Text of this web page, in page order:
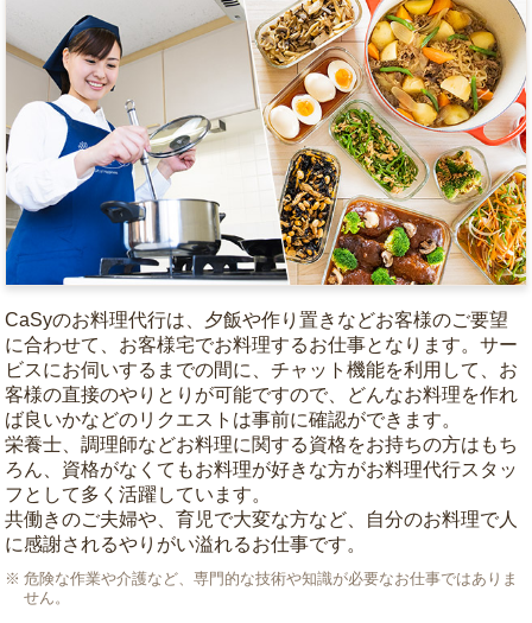
CaSyのお料理代行は、夕飯や作り置きなどお客様のご要望
に合わせて、お客様宅でお料理するお仕事となります。サー
ビスにお伺いするまでの間に、チャット機能を利用して、お
客様の直接のやりとりが可能ですので、どんなお料理を作れ
ば良いかなどのリクエストは事前に確認ができます。
栄養士、調理師などお料理に関する資格をお持ちの方はもち
ろん、資格がなくてもお料理が好きな方がお料理代行スタッ
フとして多く活躍しています。
共働きのご夫婦や、育児で大変な方など、自分のお料理で人
に感謝されるやりがい溢れるお仕事です。
危険な作業や介護など、専門的な技術や知識が必要なお仕事ではありま
せん。